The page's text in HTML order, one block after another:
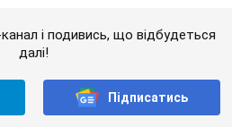
і подивись, що відбудеться
далі!
Підписатись